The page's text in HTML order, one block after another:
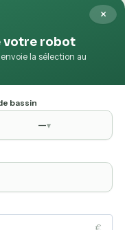
pour ceux
de leur piscine
tout en exigeant
options de
des standards
×
votre robot
la sélection au
bassin
—▾
€